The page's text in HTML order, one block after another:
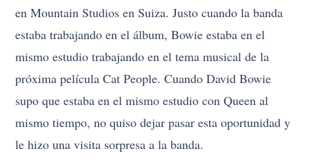
en Mountain Studios en Suiza. Justo cuando la banda
estaba trabajando en el álbum, Bowie estaba en el
mismo estudio trabajando en el tema musical de la
próxima película Cat People. Cuando David Bowie
supo que estaba en el mismo estudio con Queen al
mismo tiempo, no quiso dejar pasar esta oportunidad y
le hizo una visita sorpresa a la banda.